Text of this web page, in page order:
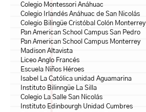
Colegio Montessori Anáhuac
Colegio Irlandés Anáhuac de San Nicolás
Colegio Bilingüe Cristóbal Colón Monterrey
Pan American School Campus San Pedro
Pan American School Campus Monterrey
Madison Altavista
Liceo Anglo Francés
Escuela Niños Héroes
Isabel La Católica unidad Aguamarina
Instituto Bilinngüe La Silla
Colegio La Salle San Nicolás
Instituto Edinbourgh Unidad Cumbres